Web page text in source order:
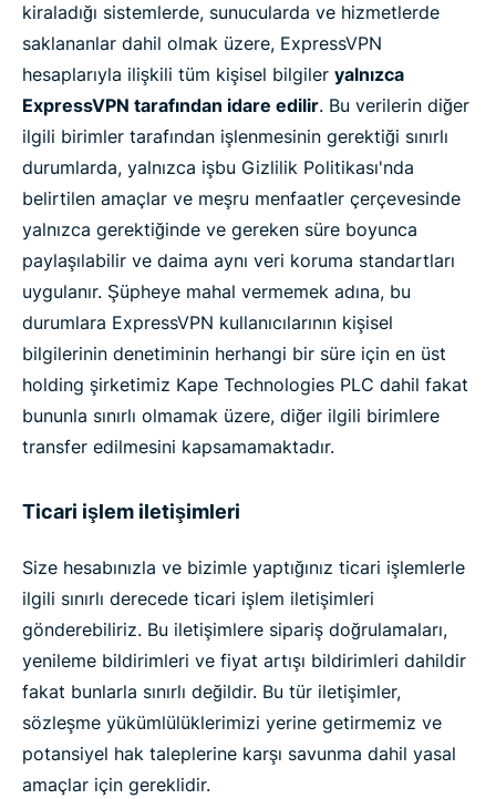
kiraladığı sistemlerde, sunucularda ve hizmetlerde
saklananlar dahil olmak üzere, ExpressVPN
hesaplarıyla ilişkili tüm kişisel bilgiler yalnızca
ExpressVPN tarafından idare edilir. Bu verilerin diğer
ilgili birimler tarafından işlenmesinin gerektiği sınırlı
durumlarda, yalnızca işbu Gizlilik Politikası'nda
belirtilen amaçlar ve meşru menfaatler çerçevesinde
yalnızca gerektiğinde ve gereken süre boyunca
paylaşılabilir ve daima aynı veri koruma standartları
uygulanır. Şüpheye mahal vermemek adına, bu
durumlara ExpressVPN kullanıcılarının kişisel
bilgilerinin denetiminin herhangi bir süre için en üst
holding şirketimiz Kape Technologies PLC dahil fakat
bununla sınırlı olmamak üzere, diğer ilgili birimlere
transfer edilmesini kapsamamaktadır.
Ticari işlem iletişimleri
Size hesabınızla ve bizimle yaptığınız ticari işlemlerle
ilgili sınırlı derecede ticari işlem iletişimleri
gönderebiliriz. Bu iletişimlere sipariş doğrulamaları,
yenileme bildirimleri ve fiyat artışı bildirimleri dahildir
fakat bunlarla sınırlı değildir. Bu tür iletişimler,
sözleşme yükümlülüklerimizi yerine getirmemiz ve
potansiyel hak taleplerine karşı savunma dahil yasal
amaçlar için gereklidir.